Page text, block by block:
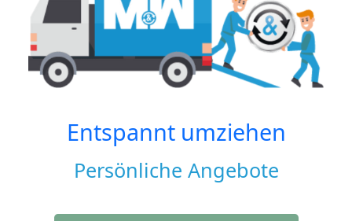
Entspannt umziehen
Persönliche Angebote